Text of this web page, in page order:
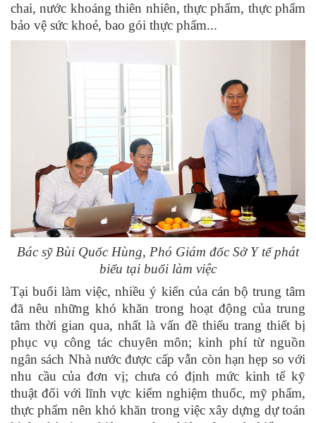
chai, nước khoáng thiên nhiên, thực phẩm, thực phẩm
bảo vệ sức khoẻ, bao gói thực phẩm...
Bác sỹ Bùi Quốc Hùng, Phó Giám đốc Sở Y tế phát
biểu tại buổi làm việc
Tại buổi làm việc, nhiều ý kiến của cán bộ trung tâm
đã nêu những khó khăn trong hoạt động của trung
tâm thời gian qua, nhất là vấn đề thiếu trang thiết bị
phục vụ công tác chuyên môn; kinh phí từ nguồn
ngân sách Nhà nước được cấp vẫn còn hạn hẹp so với
nhu cầu của đơn vị; chưa có định mức kinh tế kỹ
thuật đối với lĩnh vực kiểm nghiệm thuốc, mỹ phẩm,
thực phẩm nên khó khăn trong việc xây dựng dự toán